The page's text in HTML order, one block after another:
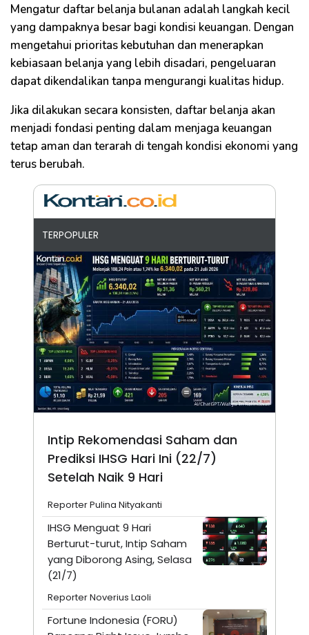
Mengatur daftar belanja bulanan adalah langkah kecil
yang dampaknya besar bagi kondisi keuangan. Dengan
mengetahui prioritas kebutuhan dan menerapkan
kebiasaan belanja yang lebih disadari, pengeluaran
dapat dikendalikan tanpa mengurangi kualitas hidup.
Jika dilakukan secara konsisten, daftar belanja akan
menjadi fondasi penting dalam menjaga keuangan
tetap aman dan terarah di tengah kondisi ekonomi yang
terus berubah.
TERPOPULER
Intip Rekomendasi Saham dan
Prediksi IHSG Hari Ini (22/7)
Setelah Naik 9 Hari
Reporter Pulina Nityakanti
IHSG Menguat 9 Hari
Berturut-turut, Intip Saham
yang Diborong Asing, Selasa
(21/7)
Reporter Noverius Laoli
Fortune Indonesia (FORU)